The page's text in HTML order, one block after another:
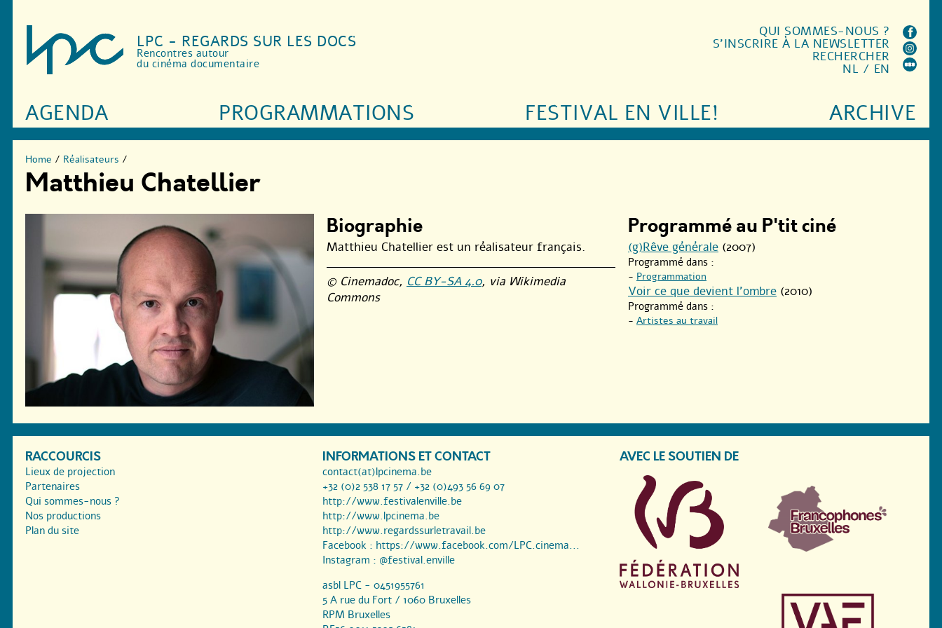
LPC - REGARDS SUR LES DOCS
Rencontres autour
du cinéma documentaire
AGENDA PROGRAMMATIONS FESTIVAL EN VILLE! ARCHIVE
QUI SOMMES-NOUS ?
S'INSCRIRE À LA NEWSLETTER
RECHERCHER
NL / EN
Home / Réalisateurs /
Matthieu Chatellier
Biographie
Matthieu Chatellier est un réalisateur français.
© Cinemadoc, CC BY-SA 4.0, via Wikimedia
Commons
Programmé au P'tit ciné
(g)Rêve générale (2007)
Programmé dans :
- Programmation
Voir ce que devient l’ombre (2010)
Programmé dans :
- Artistes au travail
RACCOURCIS
Lieux de projection
Partenaires
Qui sommes-nous ?
Nos productions
Plan du site
INFORMATIONS ET CONTACT
contact(at)lpcinema.be
+32 (0)2 538 17 57 / +32 (0)493 56 69 07
http://www.festivalenville.be
http://www.lpcinema.be
http://www.regardssurletravail.be
Facebook : https://www.facebook.com/LPC.cinema...
Instagram : @festival.enville
asbl LPC - 0451955761
5 A rue du Fort / 1060 Bruxelles
RPM Bruxelles
AVEC LE SOUTIEN DE